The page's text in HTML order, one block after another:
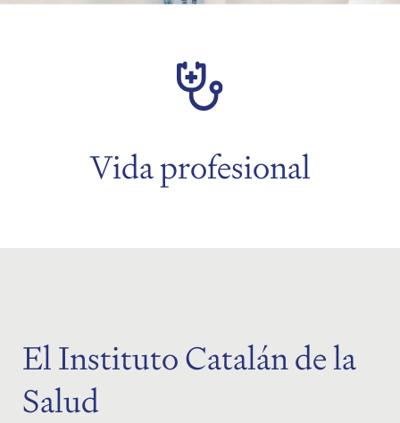
Vida profesional
El Instituto Catalán de la
Salud